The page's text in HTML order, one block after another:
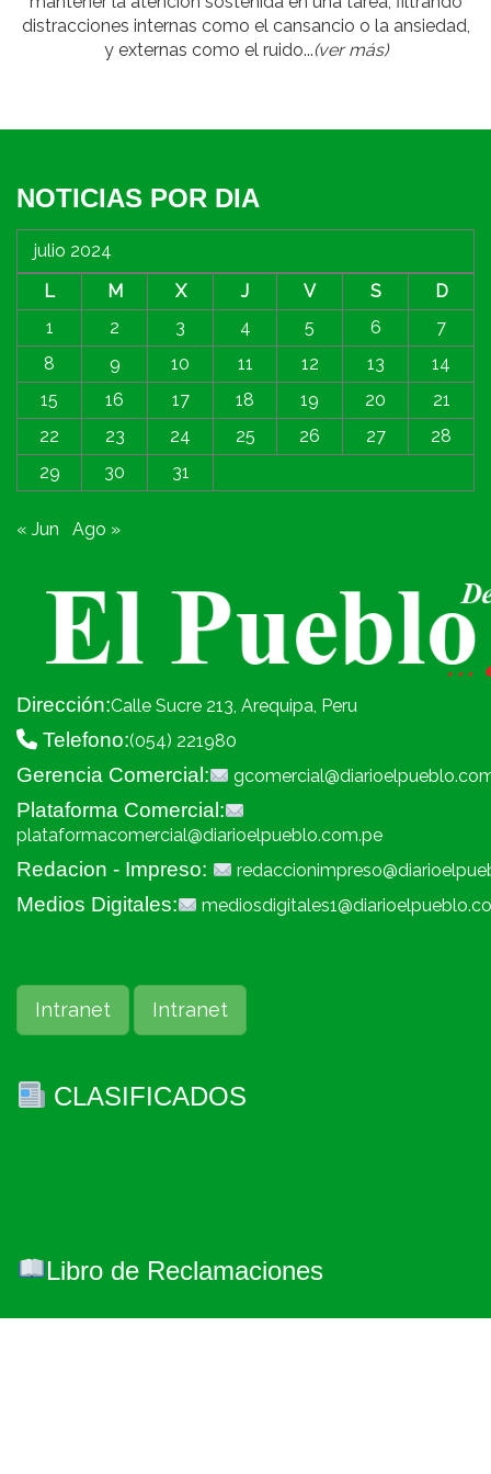
distracciones internas como el cansancio o la ansiedad,
y externas como el ruido...(ver más)
NOTICIAS POR DIA
julio 2024
L
M X J V S
D
1
2 3 4 5 6
7
8
9 10 11 12 13
14
15
16 17 18 19 20
21
22
23 24 25 26 27
28
29
30 31
« Jun Ago »
Dirección:Calle Sucre 213, Arequipa, Peru
Telefono:(054) 221980
Gerencia Comercial:
Plataforma Comercial:
plataformacomercial@diarioelpueblo.com.pe
Redacion - Impreso:
Medios Digitales:
Intranet Intranet
CLASIFICADOS
Libro de Reclamaciones